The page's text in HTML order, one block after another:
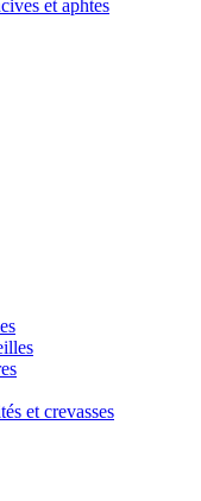
et aphtes
et crevasses